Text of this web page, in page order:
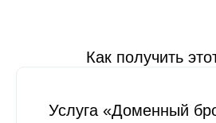
Как получить
Услуга «Доменный